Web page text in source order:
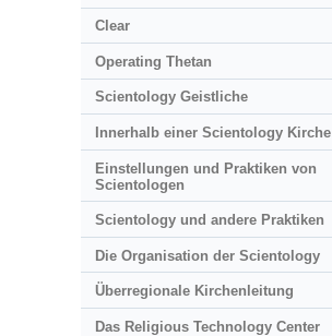
Clear
Operating Thetan
Scientology Geistliche
Innerhalb einer Scientology Kirche
Einstellungen und Praktiken von
Scientologen
Scientology und andere Praktiken
Die Organisation der Scientology
Überregionale Kirchenleitung
Das Religious Technology Center